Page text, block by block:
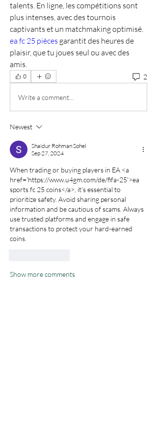
talents. En ligne, les compétitions sont
plus intenses, avec des tournois
ea fc 25 pièces garantit des heures de
plaisir, que tu joues seul ou avec des
amis.
0 2
Write a comment...
Newest
Shaidur Rohman Sohel
Sep 27, 2024
When trading or buying players in EA <a
href='https://www.u4gm.com/de/fifa-25'>ea
sports fc 25 coins</a>, it’s essential to
prioritize safety. Avoid sharing personal
information and be cautious of scams. Always
use trusted platforms and engage in safe
transactions to protect your hard-earned
coins.
Show more comments